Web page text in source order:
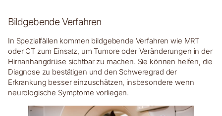
Bildgebende Verfahren
In Spezialfällen kommen bildgebende Verfahren wie MRT
oder CT zum Einsatz, um Tumore oder Veränderungen in der
Hirnanhangdrüse sichtbar zu machen. Sie können helfen, die
Diagnose zu bestätigen und den Schweregrad der
Erkrankung besser einzuschätzen, insbesondere wenn
neurologische Symptome vorliegen.